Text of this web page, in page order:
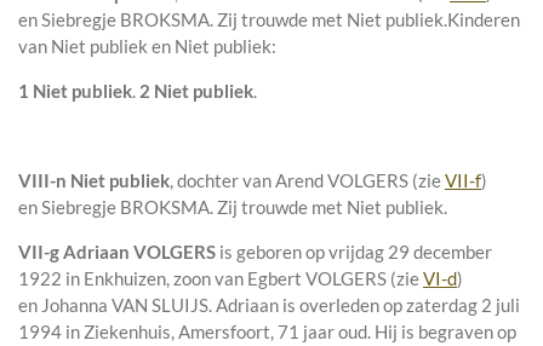
enSiebregje BROKSMA. Zij trouwde met Niet publiek.Kinderen
van Niet publiek en Niet publiek:
1 Niet publiek. 2 Niet publiek.
VIII-n Niet publiek, dochter vanArend VOLGERS (zieVII-f)
enSiebregje BROKSMA. Zij trouwde met Niet publiek.
VII-gAdriaan VOLGERS is geboren op vrijdag 29 december
1922 in Enkhuizen, zoon van Egbert VOLGERS (zieVI-d)
en Johanna VAN SLUIJS. Adriaan is overleden op zaterdag 2 juli
1994 in Ziekenhuis, Amersfoort, 71 jaar oud. Hij is begraven op